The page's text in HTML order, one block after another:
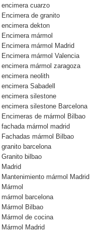
encimera cuarzo
Encimera de granito
encimera dekton
Encimera mármol
Encimera mármol Madrid
Encimera mármol Valencia
encimera mármol zaragoza
encimera neolith
encimera Sabadell
encimera silestone
encimera silestone Barcelona
Encimeras de mármol Bilbao
fachada mármol madrid
Fachadas mármol Bilbao
granito barcelona
Granito bilbao
Madrid
Mantenimiento mármol Madrid
Mármol
mármol barcelona
Mármol Bilbao
Mármol de cocina
Mármol Madrid